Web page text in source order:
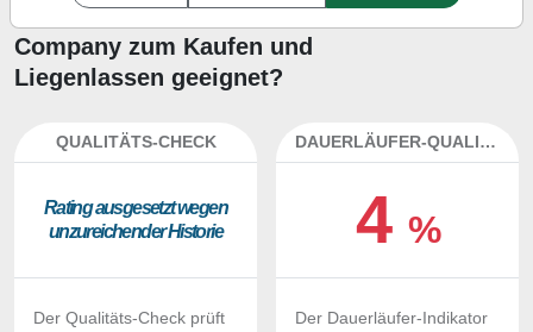
Ist die Aktie von SEI Investment
Company zum Kaufen und
Liegenlassen geeignet?
QUALITÄTS-CHECK
Ra­ting aus­ge­setzt we­gen
un­zu­rei­chen­der His­to­rie
Der Qualitäts-Check prüft
DAUERLÄUFER-QUALITÄTEN
4 %
Der Dauerläufer-Indikator